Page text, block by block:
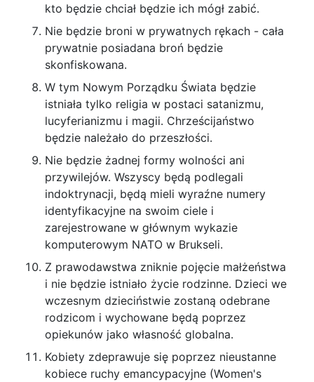
kto będzie chciał będzie ich mógł zabić.
Nie będzie broni w prywatnych rękach - cała
prywatnie posiadana broń będzie
skonfiskowana.
W tym Nowym Porządku Świata będzie
istniała tylko religia w postaci satanizmu,
lucyferianizmu i magii. Chrześcijaństwo
będzie należało do przeszłości.
Nie będzie żadnej formy wolności ani
przywilejów. Wszyscy będą podlegali
indoktrynacji, będą mieli wyraźne numery
identyfikacyjne na swoim ciele i
zarejestrowane w głównym wykazie
komputerowym NATO w Brukseli.
Z prawodawstwa zniknie pojęcie małżeństwa
i nie będzie istniało życie rodzinne. Dzieci we
wczesnym dzieciństwie zostaną odebrane
rodzicom i wychowane będą poprzez
opiekunów jako własność globalna.
Kobiety zdeprawuje się poprzez nieustanne
kobiece ruchy emancypacyjne (Women's